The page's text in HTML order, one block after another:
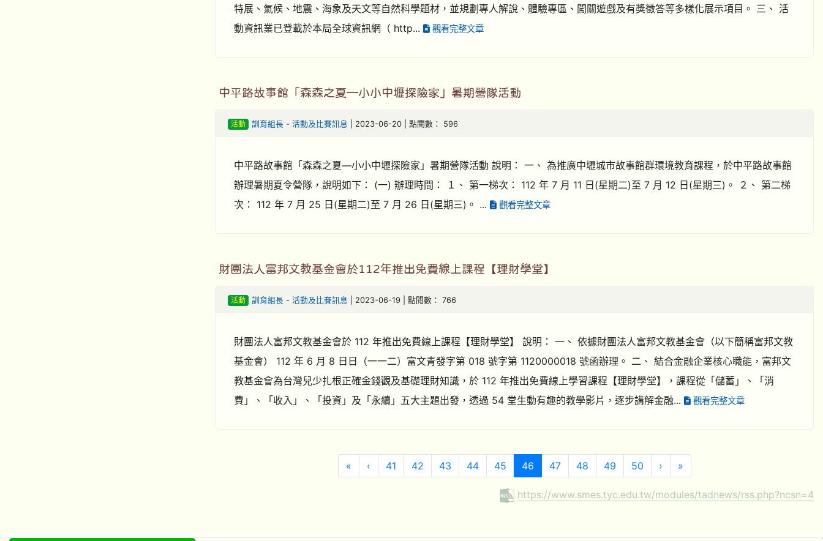
特展、氣候、地震、海象及天文等自然科學題材，並規劃專人解說、體驗專區、闖關遊戲及有獎徵答等多樣化展示項目。 三、 活
動資訊業已登載於本局全球資訊網（ http...
觀看完整文章
中平路故事館「森森之夏—小小中壢探險家」暑期營隊活動
活動 訓育組長- 活動及比賽訊息 | 2023-06-20 | 點閱數： 596
中平路故事館「森森之夏—小小中壢探險家」暑期營隊活動 說明： 一、 為推廣中壢城市故事館群環境教育課程，於中平路故事館
辦理暑期夏令營隊，說明如下： (一) 辦理時間： １、 第一梯次： 112 年 7 月 11 日(星期二)至 7 月 12 日(星期三)。 ２、 第二梯
次： 112 年 7 月 25 日(星期二)至 7 月 26 日(星期三)。 ...
觀看完整文章
財團法人富邦文教基金會於112年推出免費線上課程【理財學堂】
活動 訓育組長- 活動及比賽訊息 | 2023-06-19 | 點閱數： 766
財團法人富邦文教基金會於 112 年推出免費線上課程【理財學堂】 說明： 一、 依據財團法人富邦文教基金會（以下簡稱富邦文教
基金會） 112 年 6 月 8 日日（一一二）富文青發字第 018 號字第 1120000018 號函辦理。 二、 結合金融企業核心職能，富邦文
教基金會為台灣兒少扎根正確金錢觀及基礎理財知識，於 112 年推出免費線上學習課程【理財學堂】，課程從「儲蓄」、「消
費」、「收入」、「投資」及「永續」五大主題出發，透過 54 堂生動有趣的教學影片，逐步講解金融...
觀看完整文章
«第一頁
‹上一頁
41 42 43 44 45 46(目前頁次)
47 48 49 50 ›下一頁
»最後頁
https://www.smes.tyc.edu.tw/modules/tadnews/rss.php?ncsn=4